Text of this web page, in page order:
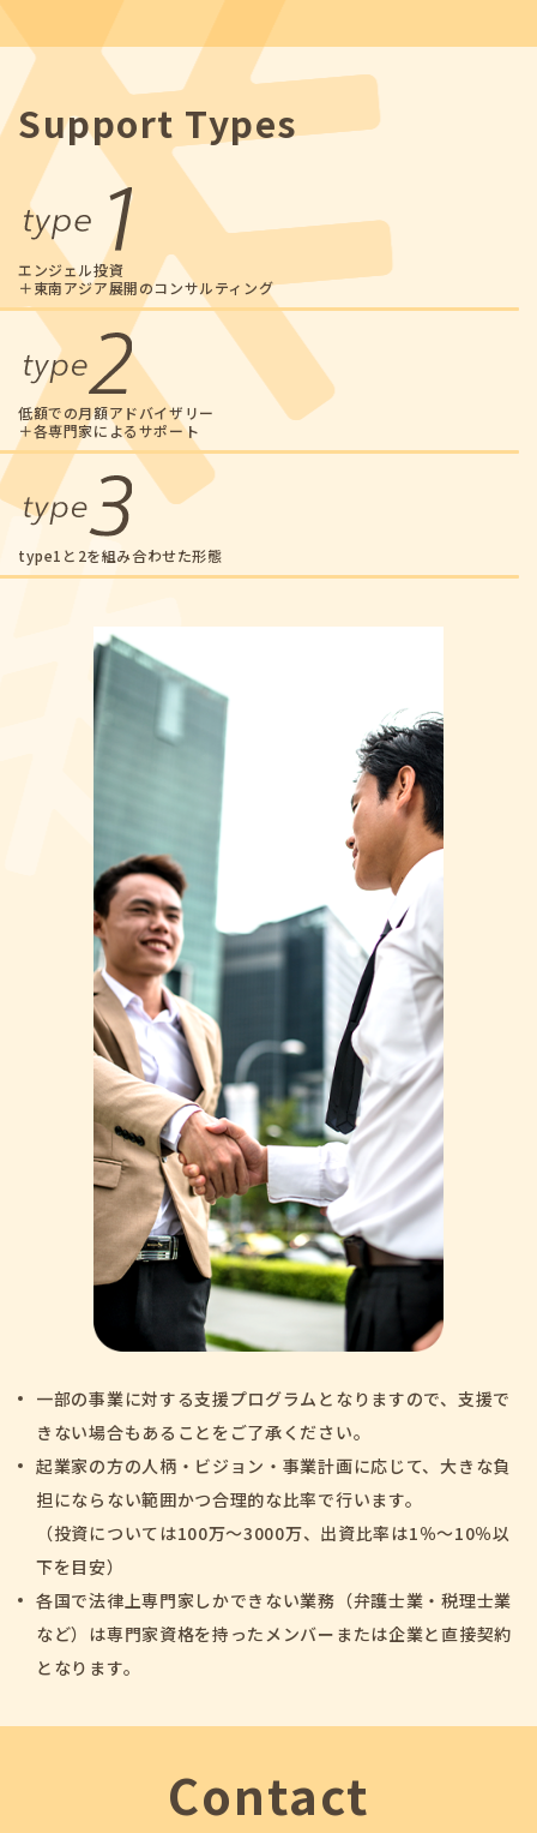
Support Types
エンジェル投資
＋東南アジア展開のコンサルティング
低額での月額アドバイザリー
＋各専門家によるサポート
type1と2を組み合わせた形態
一部の事業に対する支援プログラムとなりますので、支援で
きない場合もあることをご了承ください。
起業家の方の人柄・ビジョン・事業計画に応じて、大きな負
担にならない範囲かつ合理的な比率で行います。
（投資については100万～3000万、出資比率は1％～10％以
下を目安）
各国で法律上専門家しかできない業務（弁護士業・税理士業
など）は専門家資格を持ったメンバーまたは企業と直接契約
となります。
Contact